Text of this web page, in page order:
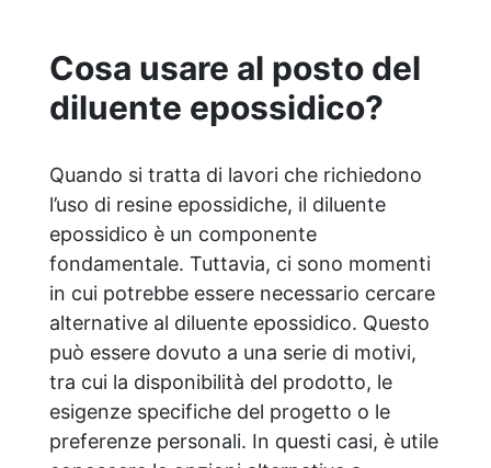
Cosa usare al posto del
diluente epossidico?
Quando si tratta di lavori che richiedono
l’uso di resine epossidiche, il diluente
epossidico è un componente
fondamentale. Tuttavia, ci sono momenti
in cui potrebbe essere necessario cercare
alternative al diluente epossidico. Questo
può essere dovuto a una serie di motivi,
tra cui la disponibilità del prodotto, le
esigenze specifiche del progetto o le
preferenze personali. In questi casi, è utile